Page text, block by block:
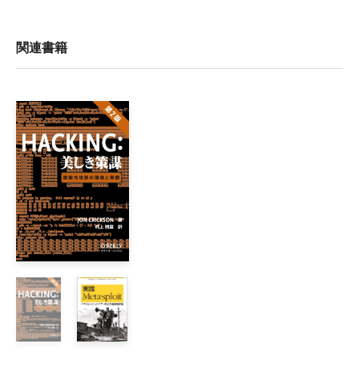
はじめに
なぜ、自動車ハッキングはすべての人々にとって良いの
1章　脅威モデルの理解
    アタックサーフェースの探索
    脅威モデル
        レベル 0: 概観
        レベル 1: 受信機
        レベル 2: 受信機のブレークダウン
    脅威の識別
        レベル 1: 受信機
        レベル 2: 受信機のブレークダウン
    脅威評価システム
関連書籍